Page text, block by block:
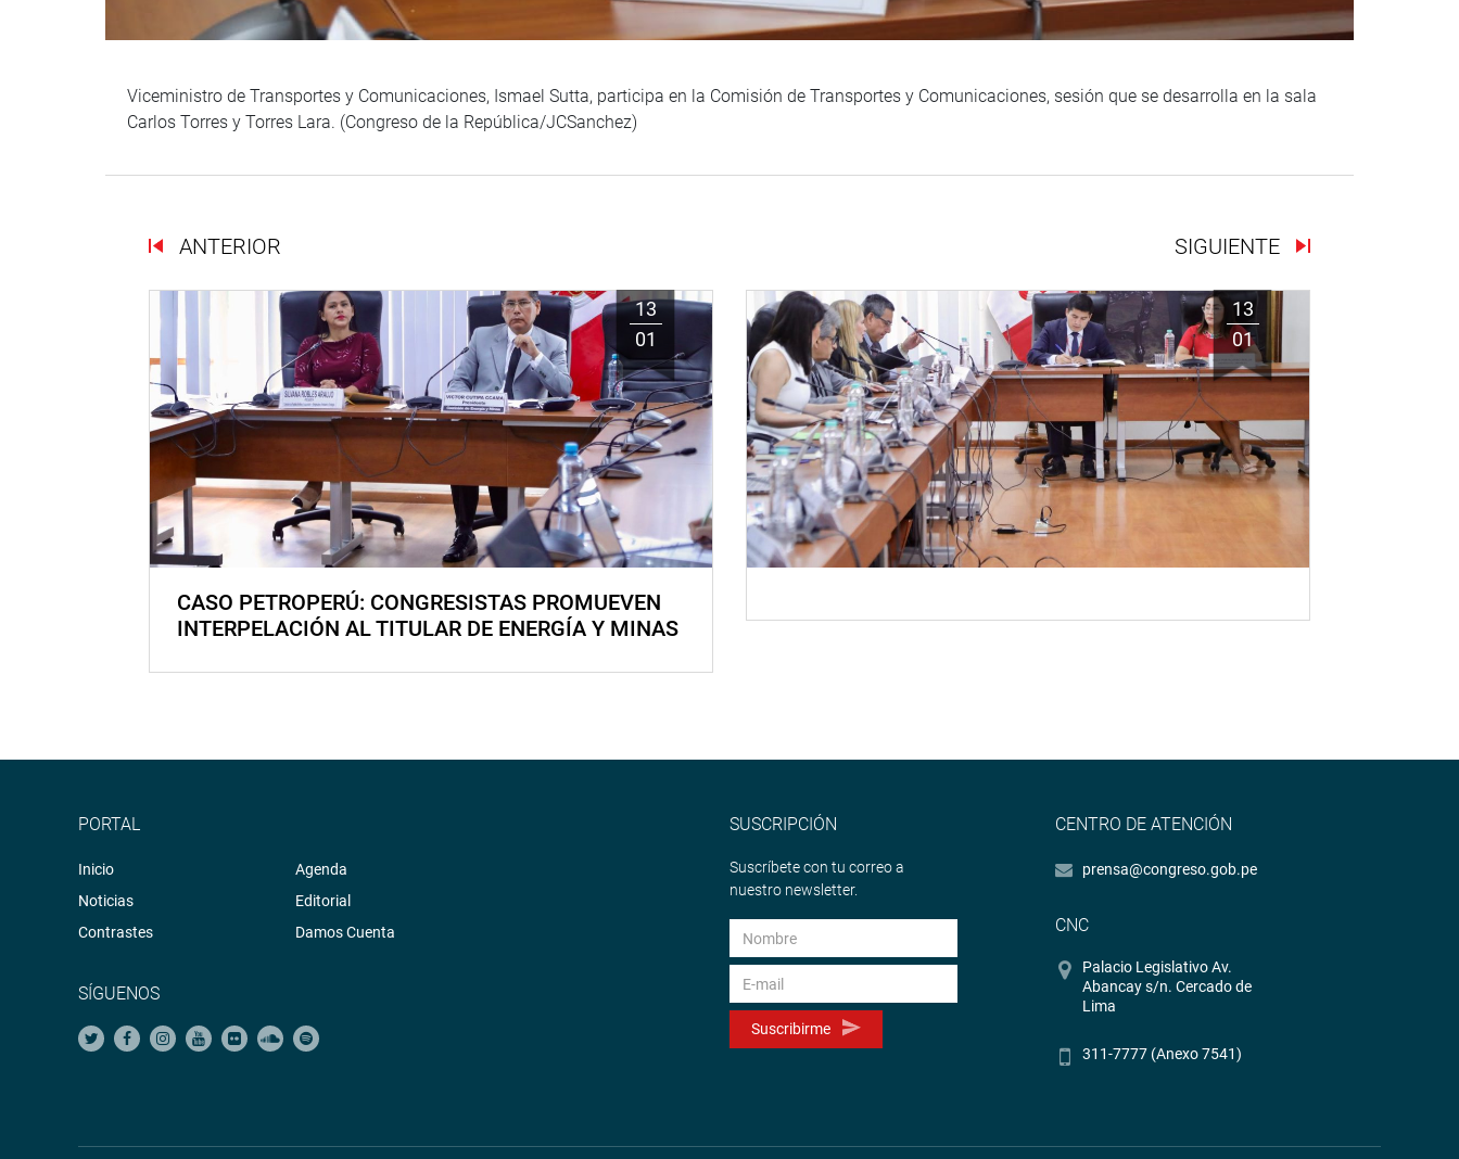
Viceministro de Transportes y Comunicaciones, Ismael Sutta, participa en la Comisión de Transportes y Comunicaciones, sesión que se desarrolla en la sala
Carlos Torres y Torres Lara. (Congreso de la República/JCSanchez)
ANTERIOR SIGUIENTE
13
01
CASO PETROPERÚ: CONGRESISTAS PROMUEVEN
INTERPELACIÓN AL TITULAR DE ENERGÍA Y MINAS
13
01
PORTAL
Inicio
Noticias
Contrastes
Agenda
Editorial
Damos Cuenta
SÍGUENOS
SUSCRIPCIÓN
Suscríbete con tu correo a
nuestro newsletter.
Suscribirme
CENTRO DE ATENCIÓN
prensa@congreso.gob.pe
CNC
Palacio Legislativo Av.
Abancay s/n. Cercado de
Lima
311-7777 (Anexo 7541)